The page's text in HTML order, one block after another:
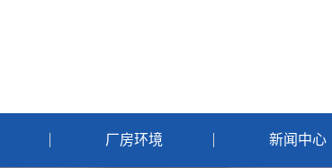
厂房环境 新闻中心